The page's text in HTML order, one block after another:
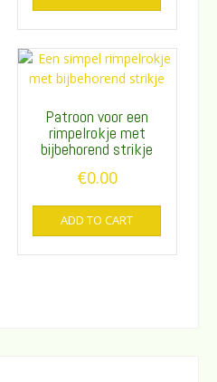
Patroon voor een
rimpelrokje met
bijbehorend strikje
€0.00
ADD TO CART